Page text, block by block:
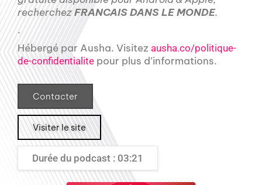
recherchezFRANCAIS DANS LE MONDE.
.
Hébergé par Ausha. Visitez ausha.co/politique-
de-confidentialite pour plus d’informations.
Contacter
Visiter le site
Durée du podcast : 03:21